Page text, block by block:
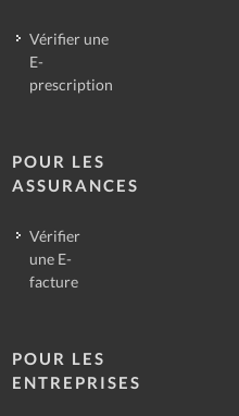
Vérifier une
E-
prescription
POUR LES
ASSURANCES
Vérifier
une E-
facture
POUR LES
ENTREPRISES